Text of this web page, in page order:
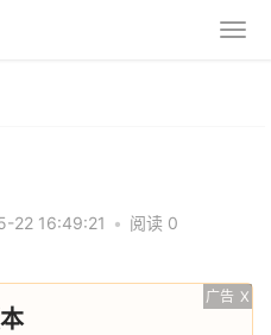
22 16:49:21 • 阅读 0
广告 X